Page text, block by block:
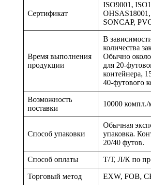
Сертификат
ISO9001,
SONCAP,
Время выполнения
продукции
В
количества
Обычно
для 20-
контейнера,
40-футового
Возможность
поставки
10000 компл./
Способ упаковки
Обычная
упаковка.
20/40 футов.
Способ оплаты Т/Т, Л/К по
Торговый метод EXW, FOB,